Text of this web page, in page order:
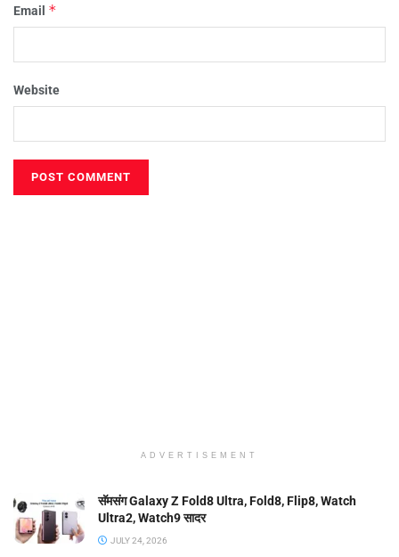
Email *
Website
ADVERTISEMENT
सॅमसंग Galaxy Z Fold8 Ultra, Fold8, Flip8, Watch
Ultra2, Watch9 सादर
JULY 24, 2026